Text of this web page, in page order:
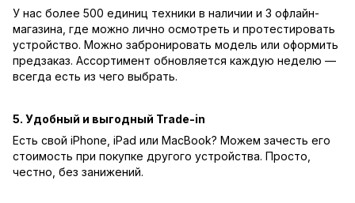
У нас более 500 единиц техники в наличии и 3 офлайн-
магазина, где можно лично осмотреть и протестировать
устройство. Можно забронировать модель или оформить
предзаказ. Ассортимент обновляется каждую неделю —
всегда есть из чего выбрать.
5. Удобный и выгодный Trade-in
Есть свой iPhone, iPad или MacBook? Можем зачесть его
стоимость при покупке другого устройства. Просто,
честно, без занижений.